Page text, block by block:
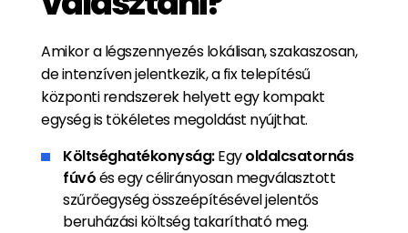
Amikor a légszennyezés lokálisan, szakaszosan,
de intenzíven jelentkezik, a fix telepítésű
központi rendszerek helyett egy kompakt
egység is tökéletes megoldást nyújthat.
Költséghatékonyság:Egyoldalcsatornás
fúvóés egy célirányosan megválasztott
szűrőegység összeépítésével jelentős
beruházási költség takarítható meg.